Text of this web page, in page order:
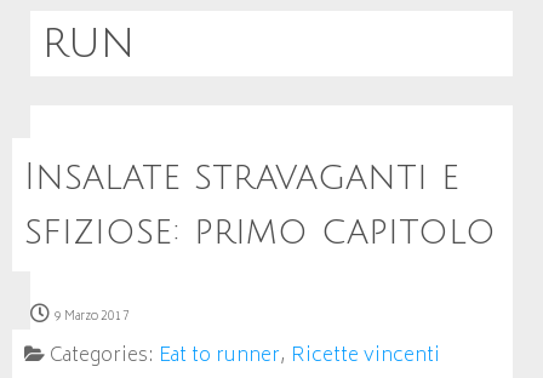
run
Insalate stravaganti e
sfiziose: primo capitolo
9 Marzo 2017
Categories: Eat to runner, Ricette vincenti